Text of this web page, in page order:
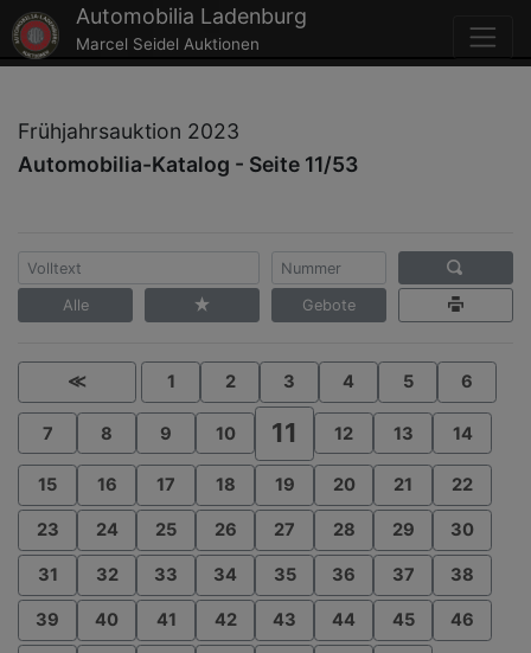
Automobilia Ladenburg
Marcel Seidel Auktionen
Frühjahrsauktion 2023
Automobilia-Katalog - Seite 11/53
Alle Gebote
≪ 1 2 3 4 5 6
7 8 9 10 11 12 13 14
15 16 17 18 19 20 21 22
23 24 25 26 27 28 29 30
31 32 33 34 35 36 37 38
39 40 41 42 43 44 45 46